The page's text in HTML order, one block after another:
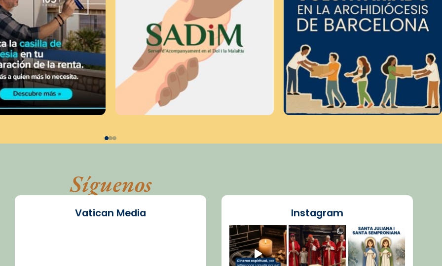
Síguenos
Vatican Media Instagram